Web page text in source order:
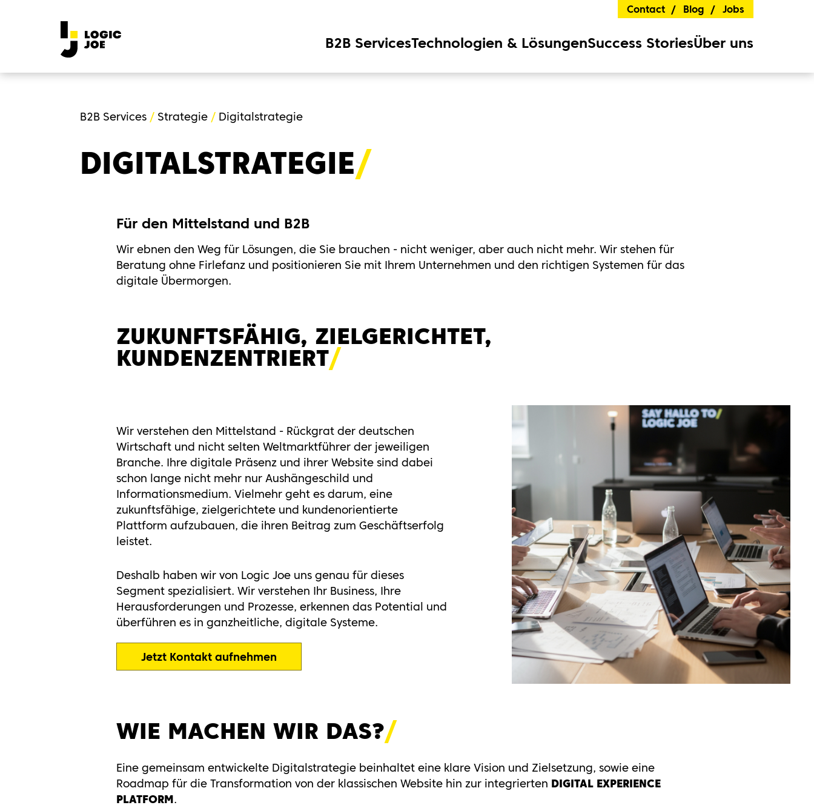
Contact Blog Jobs
B2B ServicesTechnologien & LösungenSuccess StoriesÜber uns
B2B Services Strategie Digitalstrategie
DIGITALSTRATEGIE
Für den Mittelstand und B2B
Wir ebnen den Weg für Lösungen, die Sie brauchen - nicht weniger, aber auch nicht mehr. Wir stehen für
Beratung ohne Firlefanz und positionieren Sie mit Ihrem Unternehmen und den richtigen Systemen für das
digitale Übermorgen.
ZUKUNFTSFÄHIG, ZIELGERICHTET,
KUNDENZENTRIERT
Wir verstehen den Mittelstand - Rückgrat der deutschen
Wirtschaft und nicht selten Weltmarktführer der jeweiligen
Branche. Ihre digitale Präsenz und ihrer Website sind dabei
schon lange nicht mehr nur Aushängeschild und
Informationsmedium. Vielmehr geht es darum, eine
zukunftsfähige, zielgerichtete und kundenorientierte
Plattform aufzubauen, die ihren Beitrag zum Geschäftserfolg
leistet.
Deshalb haben wir von Logic Joe uns genau für dieses
Segment spezialisiert. Wir verstehen Ihr Business, Ihre
Herausforderungen und Prozesse, erkennen das Potential und
überführen es in ganzheitliche, digitale Systeme.
Jetzt Kontakt aufnehmen
WIE MACHEN WIR DAS?
Eine gemeinsam entwickelte Digitalstrategie beinhaltet eine klare Vision und Zielsetzung, sowie eine
Roadmap für die Transformation von der klassischen Website hin zur integrierten DIGITAL EXPERIENCE
PLATFORM.